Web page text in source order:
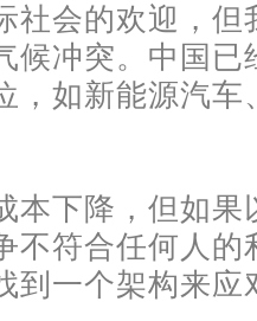
社会的欢迎，但
候冲突。中国已
，如新能源汽车
本下降，但如果
不符合任何人的
到一个架构来应